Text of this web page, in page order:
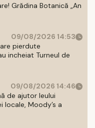
Grădina Botanică „An
09/08/2026 14:53
pierdute
incheiat Turneul de
09/08/2026 14:46
de ajutor leului
locale, Moody’s a